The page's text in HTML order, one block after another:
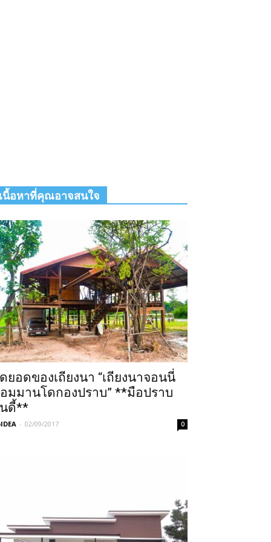
เนื้อหาที่คุณอาจสนใจ
ยอดของเถียงนา “เถียงนาจอนนี่
มมานโดกองปราบ” **มือปราบ
ดี้**
- 02/09/2017 0